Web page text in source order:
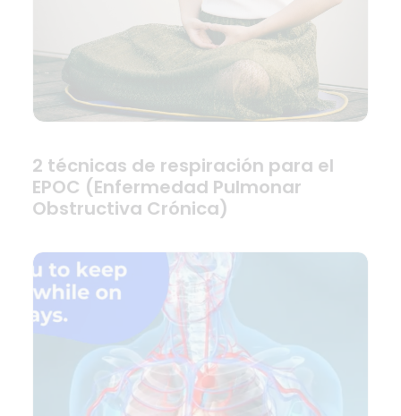
2 técnicas de respiración para el
EPOC (Enfermedad Pulmonar
Obstructiva Crónica)